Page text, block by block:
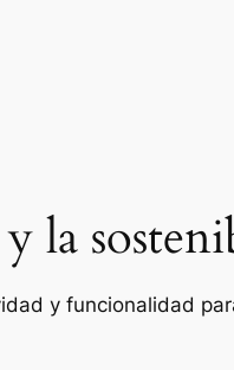
la
y funcionalidad